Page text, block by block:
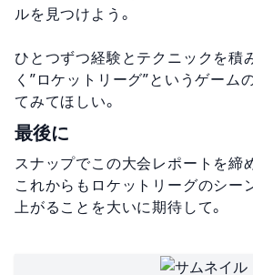
ルを見つけよう。
ひとつずつ経験とテクニックを積
く”ロケットリーグ”というゲーム
てみてほしい。
最後に
スナップでこの大会レポートを締
これからもロケットリーグのシー
上がることを大いに期待して。